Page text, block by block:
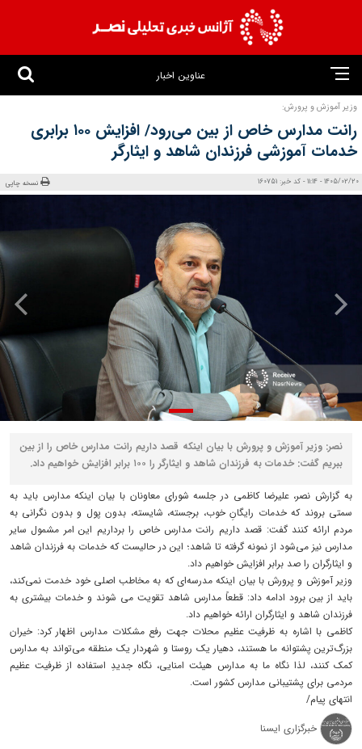
عناوین اخبار
وزیر آموزش و پرورش:
رانت مدارس خاص از بین می‌رود/ افزایش ۱۰۰ برابری
خدمات آموزشی فرزندان شاهد و ایثارگر
1405/02/20 - 11:14 - کد خبر: 160751 نسخه چاپی
نصر: وزیر آموزش و پرورش با بیان اینکه قصد داریم رانت مدارس خاص را از بین
ببریم گفت: خدمات به فرزندان شاهد و ایثارگر را ۱۰۰ برابر افزایش خواهیم داد.
به گزارش نصر، علیرضا کاظمی در جلسه شورای معاونان با بیان اینکه مدارس باید به
سمتی بروند که خدمات رایگانِ خوب، برجسته، شایسته، بدون پول و بدون نگرانی به
مردم ارائه کنند گفت: قصد داریم رانت مدارس خاص را برداریم این امر مشمول سایر
مدارس نیز می‌شود از نمونه گرفته تا شاهد؛ این در حالیست که خدمات به فرزندان شاهد
و ایثارگران را صد برابر افزایش خواهیم داد.
وزیر آموزش و پرورش با بیان اینکه مدرسه‌ای که به مخاطب اصلی خود خدمت نمی‌کند،
باید از بین برود ادامه داد: قطعاً مدارس شاهد تقویت می شوند و خدمات بیشتری به
فرزندان شاهد و ایثارگران ارائه خواهیم داد.
کاظمی با اشاره به ظرفیت عظیم محلات جهت رفع مشکلات مدارس اظهار کرد: خیران
بزرگ‌ترین پشتوانه ما هستند، دهیار یک روستا و شهردار یک منطقه می‌تواند به مدارس
کمک کنند، لذا نگاه ما به مدارس هیئت امنایی، نگاه جدیدِ استفاده از ظرفیت عظیم
مردمی برای پشتیبانی مدارس کشور است.
انتهای پیام/
خبرگزاری ایسنا